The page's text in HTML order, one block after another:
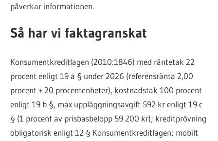
påverkar informationen.
Så har vi faktagranskat
Konsumentkreditlagen (2010:1846) med räntetak 22
procent enligt 19 a § under 2026 (referensränta 2,00
procent + 20 procentenheter), kostnadstak 100 procent
enligt 19 b §, max uppläggningsavgift 592 kr enligt 19 c
§ (1 procent av prisbasbelopp 59 200 kr); kreditprövning
obligatorisk enligt 12 § Konsumentkreditlagen; mobilt